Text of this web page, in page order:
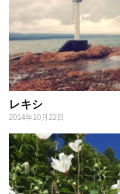
レキシ
2014年10月22日